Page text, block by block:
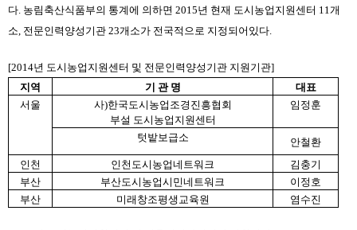
다. 농림축산식품부의 통계에 의하면 2015년 현재 도시농업지원센터 11개
소, 전문인력양성기관 23개소가 전국적으로 지정되어있다.
[2014년 도시농업지원센터 및 전문인력양성기관 지원기관]
지역
기 관 명
대표
서울
사)한국도시농업조경진흥협회
부설 도시농업지원센터
임정훈
텃밭보급소
안철환
인천
인천도시농업네트워크
김충기
부산
부산도시농업시민네트워크
이정호
부산
미래창조평생교육원 염수진